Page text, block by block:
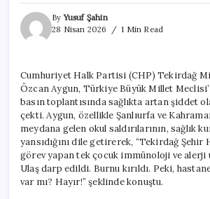
ByYusuf Şahin
28 Nisan 2026
1 Min Read
Cumhuriyet Halk Partisi (CHP) Tekirdağ
Özcan Aygun, Türkiye Büyük Millet
basın toplantısında sağlıkta artan şiddet
çekti. Aygun, özellikle Şanlıurfa ve
meydana gelen okul saldırılarının, sağlık
yansıdığını dile getirerek, “Tekirdağ Şehir
görev yapan tek çocuk immünoloji ve alerji
Ulaş darp edildi. Burnu kırıldı. Peki,
var mı? Hayır!” şeklinde konuştu.